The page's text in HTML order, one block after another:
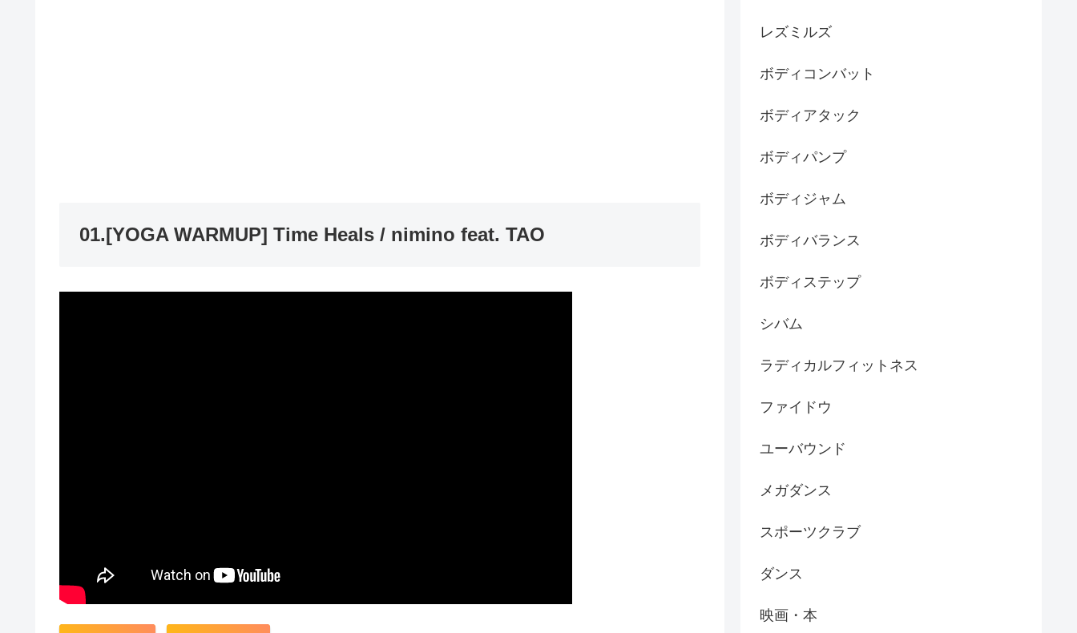
01.[YOGA WARMUP] Time Heals / nimino feat. TAO
レズミルズ
ボディコンバット
ボディアタック
ボディパンプ
ボディジャム
ボディバランス
ボディステップ
シバム
ラディカルフィットネス
ファイドウ
ユーバウンド
メガダンス
スポーツクラブ
ダンス
映画・本